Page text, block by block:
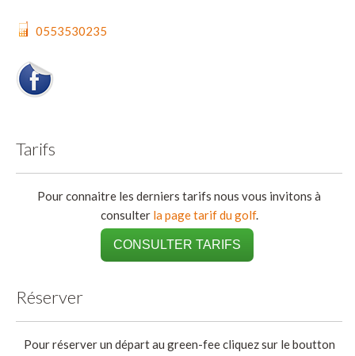
0553530235
Tarifs
Pour connaitre les derniers tarifs nous vous invitons à
consulter la page tarif du golf.
CONSULTER TARIFS
Réserver
Pour réserver un départ au green-fee cliquez sur le boutton